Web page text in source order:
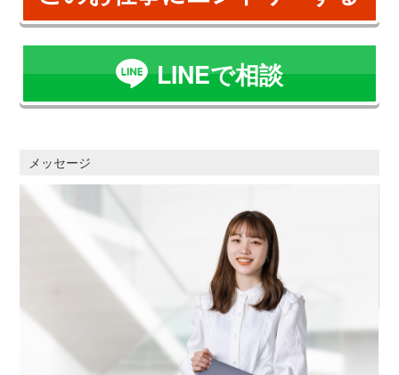
LINEで相談
メッセージ